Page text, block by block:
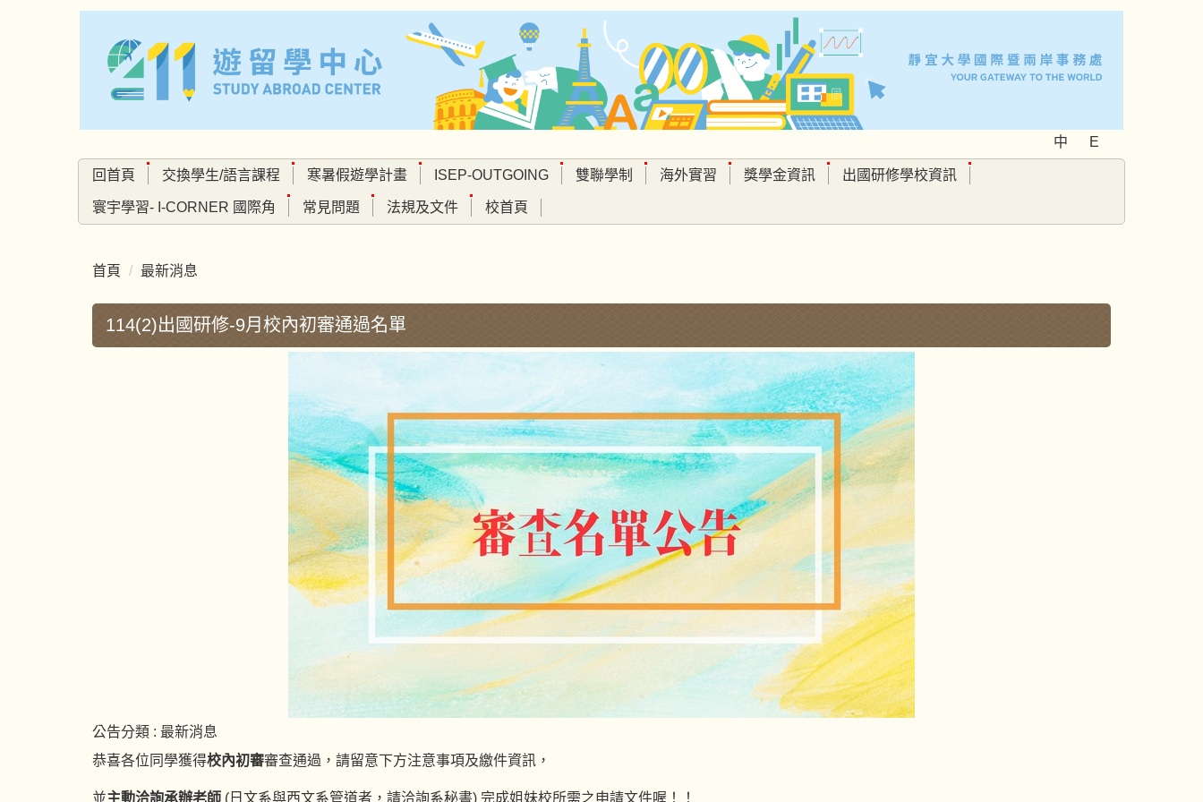
中 E
回首頁 交換學生/語言課程 寒暑假遊學計畫 ISEP-OUTGOING 雙聯學制 海外實習 獎學金資訊 出國研修學校資訊
寰宇學習- I-CORNER 國際角 常見問題 法規及文件 校首頁
首頁 最新消息
114(2)出國研修-9月校內初審通過名單
公告分類 : 最新消息
恭喜各位同學獲得校內初審審查通過，請留意下方注意事項及繳件資訊，
並主動洽詢承辦老師 (日文系與西文系管道者，請洽詢系秘書) 完成姐妹校所需之申請文件喔！！